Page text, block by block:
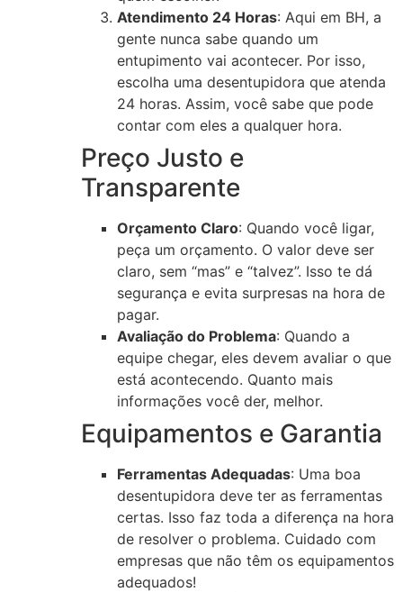
Atendimento 24 Horas: Aqui em BH, a
gente nunca sabe quando um
entupimento vai acontecer. Por isso,
escolha uma desentupidora que atenda
24 horas. Assim, você sabe que pode
contar com eles a qualquer hora.
Preço Justo e
Transparente
Orçamento Claro: Quando você ligar,
peça um orçamento. O valor deve ser
claro, sem “mas” e “talvez”. Isso te dá
segurança e evita surpresas na hora de
pagar.
Avaliação do Problema: Quando a
equipe chegar, eles devem avaliar o que
está acontecendo. Quanto mais
informações você der, melhor.
Equipamentos e Garantia
Ferramentas Adequadas: Uma boa
desentupidora deve ter as ferramentas
certas. Isso faz toda a diferença na hora
de resolver o problema. Cuidado com
empresas que não têm os equipamentos
adequados!